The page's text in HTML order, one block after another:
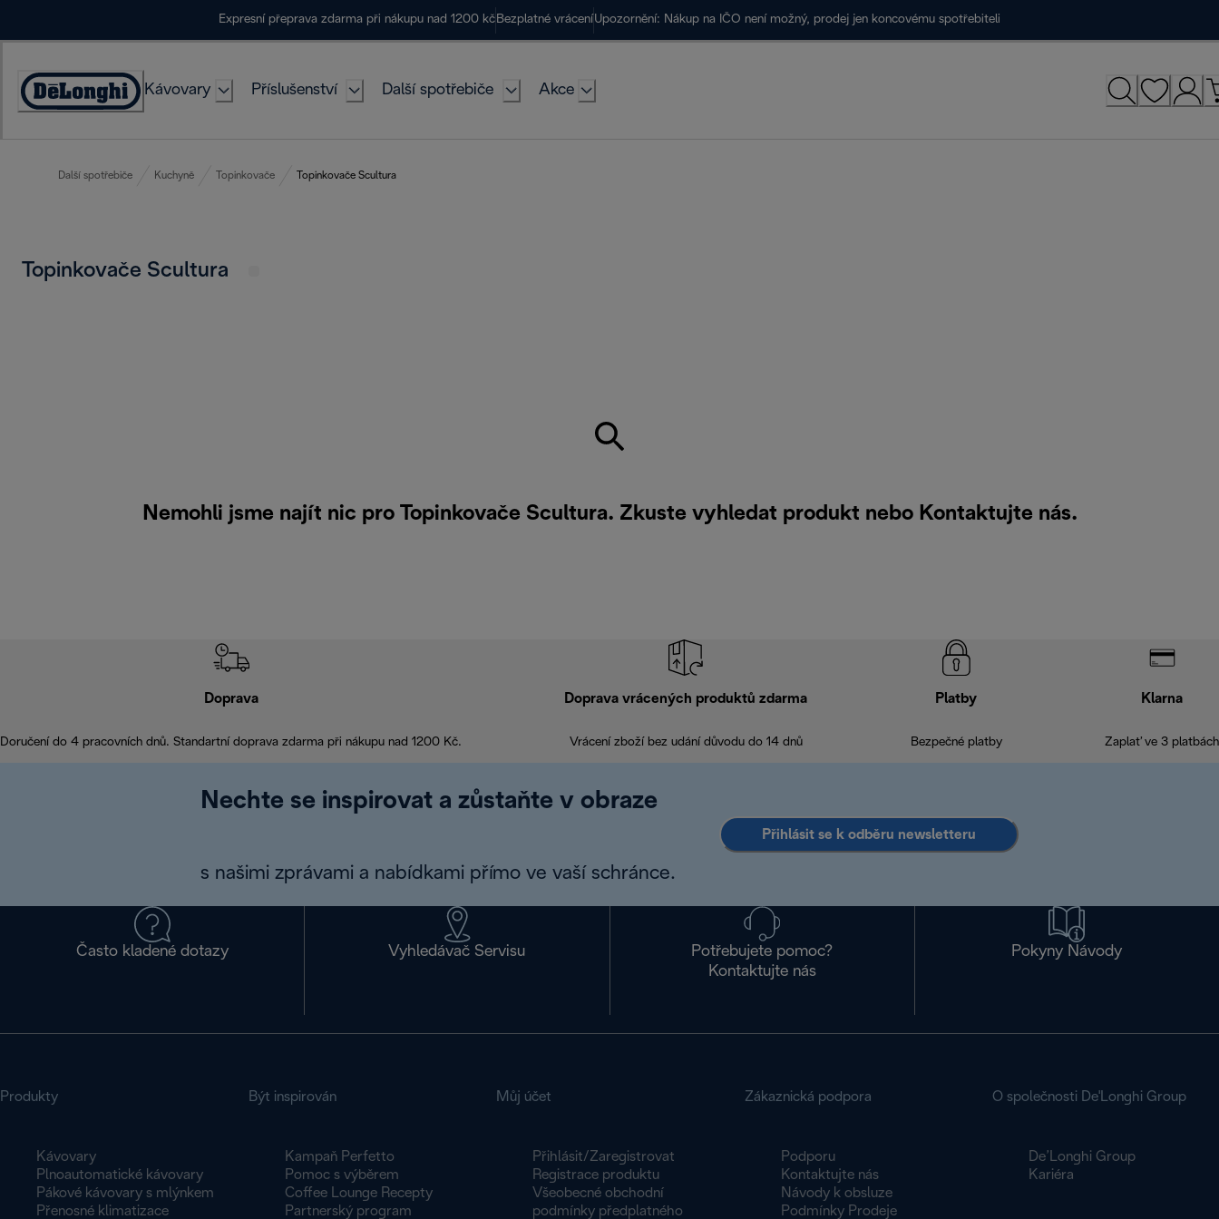
Expresní přeprava zdarma při nákupu nad 1200 kč Bezplatné vráceníUpozornění: Nákup na IČO není možný, prodej jen koncovému spotřebiteli
Accessibility
Kávovary Příslušenství Další spotřebiče Akce
Další spotřebiče Kuchyně Topinkovače Topinkovače Scultura
Topinkovače Scultura
Nemohli jsme najít nic pro Topinkovače Scultura. Zkuste vyhledat produkt nebo Kontaktujte nás.
Doprava
Doručení do 4 pracovních dnů. Standartní doprava zdarma při nákupu nad 1200 Kč.
Doprava vrácených produktů zdarma
Vrácení zboží bez udání důvodu do 14 dnů
Platby
Bezpečné platby
Klarna
Zaplať ve 3 platbách
Nechte se inspirovat a zůstaňte v obraze
s našimi zprávami a nabídkami přímo ve vaší schránce.
Přihlásit se k odběru newsletteru
Často kladené dotazy Vyhledávač Servisu
Potřebujete pomoc?
Kontaktujte nás
Pokyny Návody
Produkty
Kávovary
Plnoautomatické kávovary
Pákové kávovary s mlýnkem
Přenosné klimatizace
Být inspirován
Kampaň Perfetto
Pomoc s výběrem
Coffee Lounge Recepty
Partnerský program
Můj účet
Přihlásit/Zaregistrovat
Registrace produktu
Všeobecné obchodní
podmínky předplatného
Zákaznická podpora
Podporu
Kontaktujte nás
Návody k obsluze
Podmínky Prodeje
O společnosti De'Longhi Group
De’Longhi Group
Kariéra